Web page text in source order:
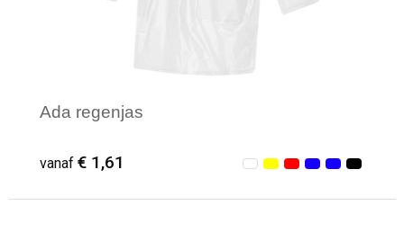
Ada regenjas
vanaf € 1,61